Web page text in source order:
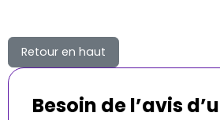
Retour en haut
Besoin de l’avis